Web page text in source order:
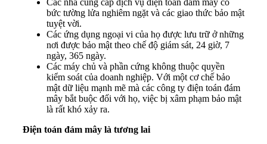
Các nhà cung cấp dịch vụ điện toán đám mây có
bức tường lửa nghiêm ngặt và các giao thức bảo mật
tuyệt vời.
Các ứng dụng ngoại vi của họ được lưu trữ ở những
nơi được bảo mật theo chế độ giám sát, 24 giờ, 7
ngày, 365 ngày.
Các máy chủ và phần cứng không thuộc quyền
kiểm soát của doanh nghiệp. Với một cơ chế bảo
mật dữ liệu mạnh mẽ mà các công ty điện toán đám
mây bắt buộc đối với họ, việc bị xâm phạm bảo mật
là rất khó xảy ra.
Điện toán đám mây là tương lai